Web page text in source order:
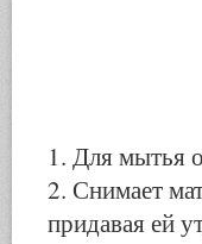
1. Для мытья
2. Снимает
придавая ей